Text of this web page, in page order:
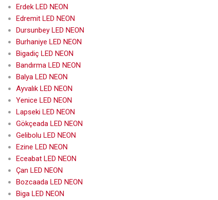
Erdek LED NEON
Edremit LED NEON
Dursunbey LED NEON
Burhaniye LED NEON
Bigadiç LED NEON
Bandırma LED NEON
Balya LED NEON
Ayvalık LED NEON
Yenice LED NEON
Lapseki LED NEON
Gökçeada LED NEON
Gelibolu LED NEON
Ezine LED NEON
Eceabat LED NEON
Çan LED NEON
Bozcaada LED NEON
Biga LED NEON